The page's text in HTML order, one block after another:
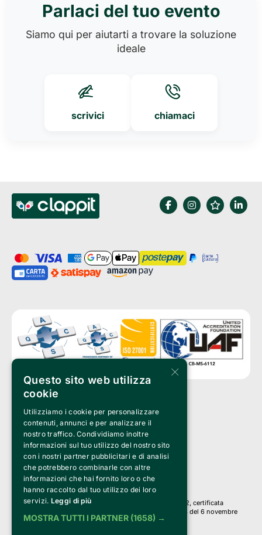
Parlaci del tuo evento
Siamo qui per aiutarti a trovare la soluzione
ideale
scrivici chiamaci
Clappit è un marchio di proprietà di:
Bemils Srl
a Socio Unico
Via Fosse Ardeatine, 4 -20092 Cinisello Balsamo (MI)
PI 05589050961
Iscr. C.C.I.A.A. Milano R.E.A. 1833471
© 2010-2025 Bemils Srl - Tutti i diritti riservati
Credits:
Clappit è basato sulla piattaforma di biglietteria Belive 6.2, certificata
dall’Agenzia delle Entrate con protocollo n. 2025/445474 del 6 novembre
2025.
×
Questo sito web utilizza
cookie
Utilizziamo i cookie per personalizzare
contenuti, annunci e per analizzare il
nostro traffico. Condividiamo inoltre
informazioni sul tuo utilizzo del nostro sito
con i nostri partner pubblicitari e di analisi
che potrebbero combinarle con altre
informazioni che hai fornito loro o che
hanno raccolto dal tuo utilizzo dei loro
servizi. Leggi di più
MOSTRA TUTTI I PARTNER (1658) →